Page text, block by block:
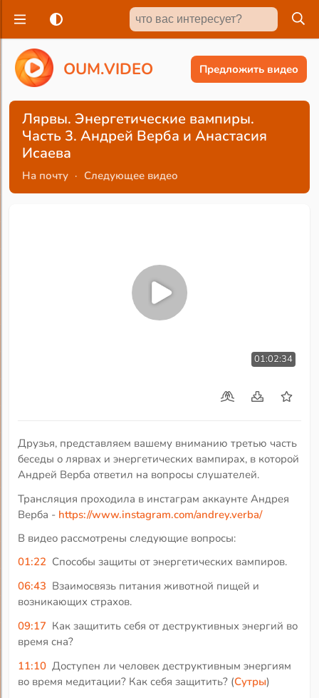
OUM.VIDEO Предложить видео
Лярвы. Энергетические вампиры.
Часть 3. Андрей Верба и Анастасия
Исаева
На почту · Следующее видео
01:02:34
Друзья, представляем вашему вниманию третью часть
беседы о лярвах и энергетических вампирах, в которой
Андрей Верба ответил на вопросы слушателей.
Трансляция проходила в инстаграм аккаунте Андрея
Верба - https://www.instagram.com/andrey.verba/
В видео рассмотрены следующие вопросы:
01:22 Способы защиты от энергетических вампиров.
06:43 Взаимосвязь питания животной пищей и
возникающих страхов.
09:17 Как защитить себя от деструктивных энергий во
время сна?
11:10 Доступен ли человек деструктивным энергиям
во время медитации? Как себя защитить? (Сутры)